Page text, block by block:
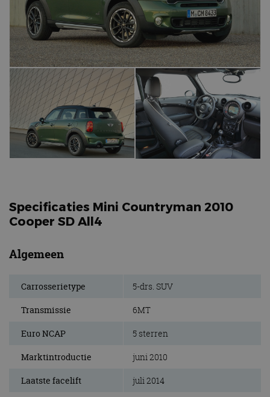
Specificaties Mini Countryman 2010
Cooper SD All4
Algemeen
Carrosserietype 5-drs. SUV
Transmissie 6MT
Euro NCAP 5 sterren
Marktintroductie juni 2010
Laatste facelift juli 2014